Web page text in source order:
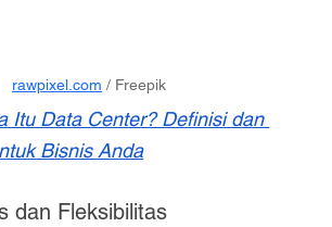
rawpixel.com / Freepik
Itu Data Center? Definisi dan
Bisnis Anda
dan Fleksibilitas